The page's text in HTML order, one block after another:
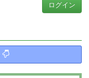
ログイン